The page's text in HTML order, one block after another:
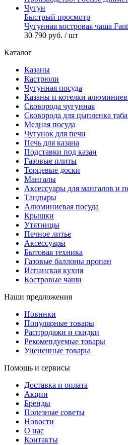
Быстрый просмотр
Чугунная костровая чаша
30 790 руб. / шт
Каталог
Казаны
Кастрюли
Чугунная посуда
Казаны и котелки
Сковорода чугунная
Сковорода для цыпленка
Медная посуда
Чугунок для печи
Печь для казана
Подставки под казан
Газовые плиты
Торцевые доски
Мангалы
Аксессуары для мангалов и
Тандыры
Алюминиевая посуда
Крышки
Утятницы
Печное литье
Аксессуары
Бытовая техника
Газовые баллоны пропан
Испанская кухня
Костровые чаши
Наши предложения
Новинки
Популярные товары
Распродажи и скидки
Рекомендуемые товары
Уцененные товары
Помощь и сервисы
Доставка и оплата
Акции
Бренды
Полезные советы
Новости
О нас
Контакты